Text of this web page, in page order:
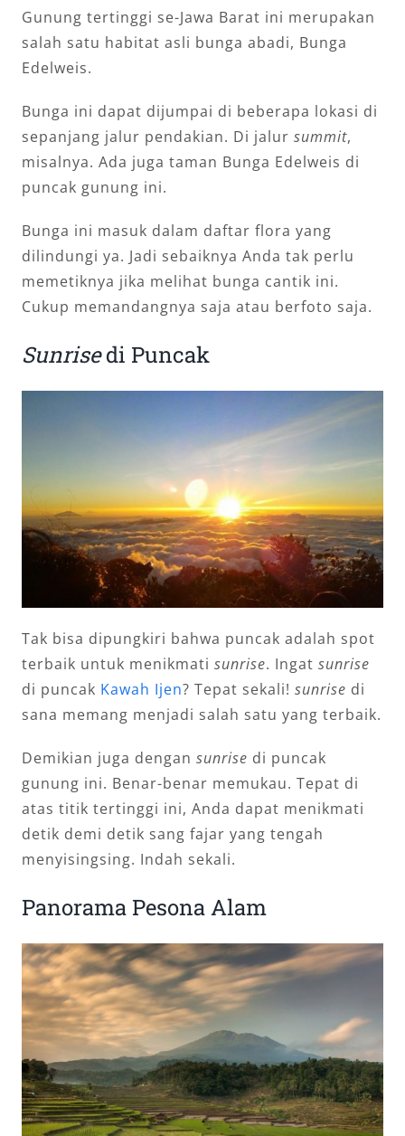
Gunung tertinggi se-Jawa Barat ini merupakan
salah satu habitat asli bunga abadi, Bunga
Edelweis.
Bunga ini dapat dijumpai di beberapa lokasi di
sepanjang jalur pendakian. Di jalur summit,
misalnya. Ada juga taman Bunga Edelweis di
puncak gunung ini.
Bunga ini masuk dalam daftar flora yang
dilindungi ya. Jadi sebaiknya Anda tak perlu
memetiknya jika melihat bunga cantik ini.
Cukup memandangnya saja atau berfoto saja.
Sunrisedi Puncak
Tak bisa dipungkiri bahwa puncak adalah spot
terbaik untuk menikmati sunrise. Ingat sunrise
di puncak Kawah Ijen? Tepat sekali! sunrise di
sana memang menjadi salah satu yang terbaik.
Demikian juga dengan sunrise di puncak
gunung ini. Benar-benar memukau. Tepat di
atas titik tertinggi ini, Anda dapat menikmati
detik demi detik sang fajar yang tengah
menyisingsing. Indah sekali.
Panorama Pesona Alam